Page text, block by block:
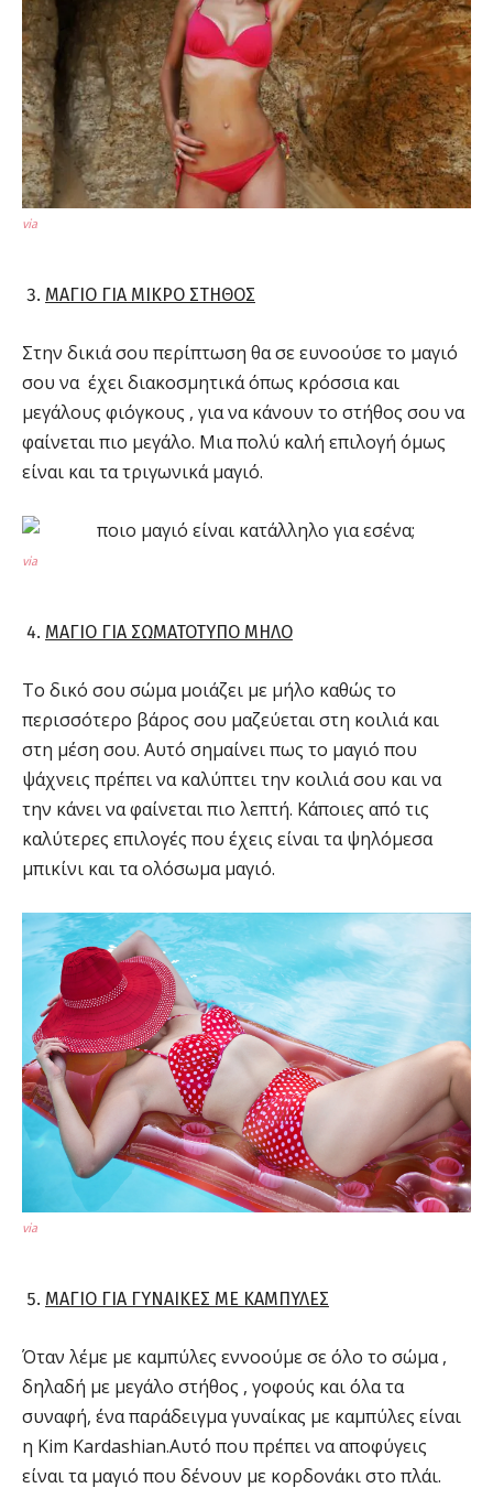
via
ΜΑΓΙΟ ΓΙΑ ΜΙΚΡΟ ΣΤΗΘΟΣ
Στην δικιά σου περίπτωση θα σε ευνοούσε το μαγιό
σου να έχει διακοσμητικά όπως κρόσσια και
μεγάλους φιόγκους , για να κάνουν το στήθος σου να
φαίνεται πιο μεγάλο. Μια πολύ καλή επιλογή όμως
είναι και τα τριγωνικά μαγιό.
via
ΜΑΓΙΟ ΓΙΑ ΣΩΜΑΤΟΤΥΠΟ ΜΗΛΟ
Το δικό σου σώμα μοιάζει με μήλο καθώς το
περισσότερο βάρος σου μαζεύεται στη κοιλιά και
στη μέση σου. Αυτό σημαίνει πως το μαγιό που
ψάχνεις πρέπει να καλύπτει την κοιλιά σου και να
την κάνει να φαίνεται πιο λεπτή. Κάποιες από τις
καλύτερες επιλογές που έχεις είναι τα ψηλόμεσα
μπικίνι και τα ολόσωμα μαγιό.
via
ΜΑΓΙΟ ΓΙΑ ΓΥΝΑΙΚΕΣ ΜΕ ΚΑΜΠΥΛΕΣ
Όταν λέμε με καμπύλες εννοούμε σε όλο το σώμα ,
δηλαδή με μεγάλο στήθος , γοφούς και όλα τα
συναφή, ένα παράδειγμα γυναίκας με καμπύλες είναι
η Kim Kardashian.Αυτό που πρέπει να αποφύγεις
είναι τα μαγιό που δένουν με κορδονάκι στο πλάι.